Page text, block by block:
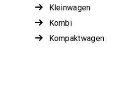
Kleinwagen
Kombi
Kompaktwagen